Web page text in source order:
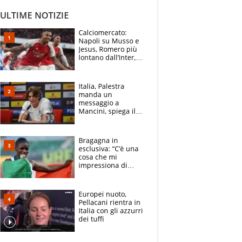
ULTIME NOTIZIE
Calciomercato:
Napoli su Musso e
Jesus, Romero più
lontano dall’Inter,
tabellone
Italia, Palestra
manda un
messaggio a
Mancini, spiega il
l'alleanza con
Donnarumma
Bragagna in
esclusiva: “C’è una
cosa che mi
impressiona di
E svela la sorpresa
agli Europei
Europei nuoto,
Pellacani rientra in
Italia con gli azzurri
dei tuffi